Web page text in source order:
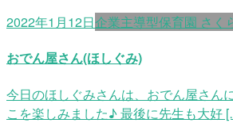
2022年1月12日企業主導型保育園 さく
おでん屋さん(ほしぐみ)
今日のほしぐみさんは、おでん屋さん
こを楽しみました♪ 最後に先生も大好